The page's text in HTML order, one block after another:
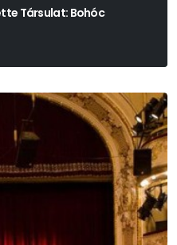
Társulat: Bohóc